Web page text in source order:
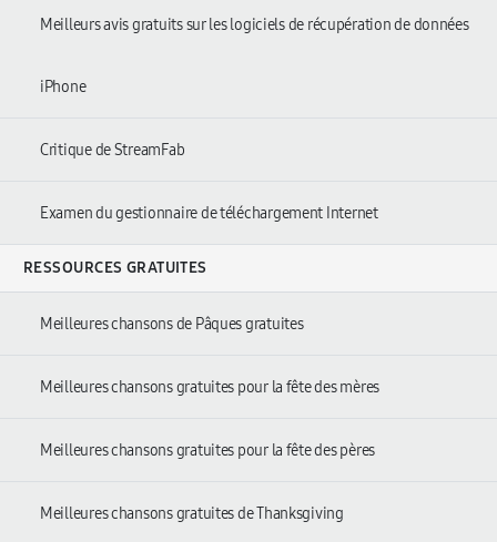
Meilleurs avis gratuits sur les logiciels de récupération de données
iPhone
Critique de StreamFab
Examen du gestionnaire de téléchargement Internet
RESSOURCES GRATUITES
Meilleures chansons de Pâques gratuites
Meilleures chansons gratuites pour la fête des mères
Meilleures chansons gratuites pour la fête des pères
Meilleures chansons gratuites de Thanksgiving